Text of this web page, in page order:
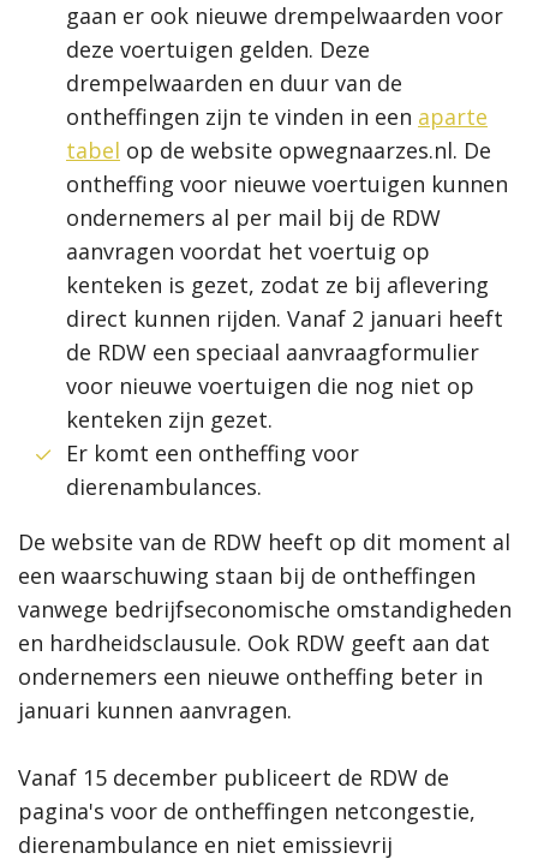
gaan er ook nieuwe drempelwaarden voor
deze voertuigen gelden. Deze
drempelwaarden en duur van de
ontheffingen zijn te vinden in een aparte
tabel op de website opwegnaarzes.nl. De
ontheffing voor nieuwe voertuigen kunnen
ondernemers al per mail bij de RDW
aanvragen voordat het voertuig op
kenteken is gezet, zodat ze bij aflevering
direct kunnen rijden. Vanaf 2 januari heeft
de RDW een speciaal aanvraagformulier
voor nieuwe voertuigen die nog niet op
kenteken zijn gezet.
Er komt een ontheffing voor
dierenambulances.
De website van de RDW heeft op dit moment al
een waarschuwing staan bij de ontheffingen
vanwege bedrijfseconomische omstandigheden
en hardheidsclausule. Ook RDW geeft aan dat
ondernemers een nieuwe ontheffing beter in
januari kunnen aanvragen.
Vanaf 15 december publiceert de RDW de
pagina's voor de ontheffingen netcongestie,
dierenambulance en niet emissievrij